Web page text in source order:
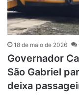
18 de maio de 2026
Governador
São Gabriel
deixa